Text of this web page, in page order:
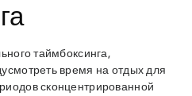
таймбоксинга,
время на отдых для
сконцентрированной